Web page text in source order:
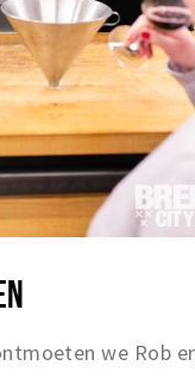
we Rob